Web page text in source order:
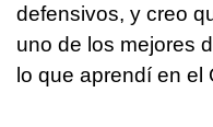
defensivos, y creo
uno de los mejores
lo que aprendí en el